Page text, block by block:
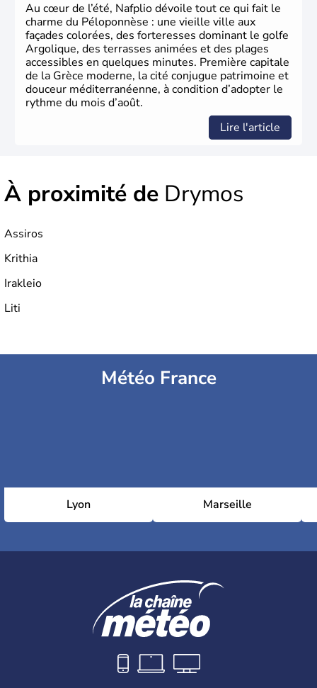
Au cœur de l’été, Nafplio dévoile tout ce qui fait le
charme du Péloponnèse : une vieille ville aux
façades colorées, des forteresses dominant le golfe
Argolique, des terrasses animées et des plages
accessibles en quelques minutes. Première capitale
de la Grèce moderne, la cité conjugue patrimoine et
douceur méditerranéenne, à condition d’adopter le
rythme du mois d’août.
Lire l'article
À proximité de Drymos
Assiros
Krithia
Irakleio
Liti
Météo France
Lyon Marseille